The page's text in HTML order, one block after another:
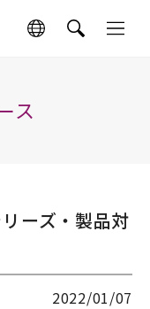
ス
ーズ・製品対
2022/01/07